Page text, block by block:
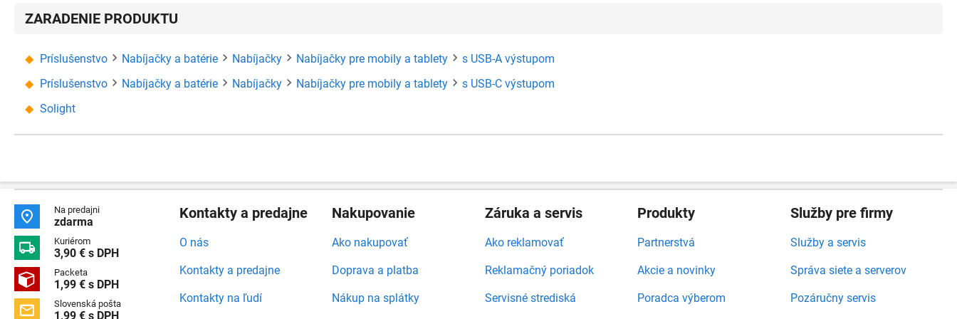
ZARADENIE PRODUKTU
Príslušenstvo Nabíjačky a batérie Nabíjačky Nabíjačky pre mobily a tablety
s USB-A výstupom
Príslušenstvo
Nabíjačky a batérie Nabíjačky Nabíjačky pre mobily a tablety
s USB-C výstupom
Solight
 Na predajni
zdarma
 Kuriérom
3,90 € s DPH
 Packeta
1,99 € s DPH
 Slovenská pošta
1,99 € s DPH
Kontakty a predajne
O nás
Kontakty a predajne
Kontakty na ľudí
Nakupovanie
Ako nakupovať
Doprava a platba
Nákup na splátky
Záruka a servis
Ako reklamovať
Reklamačný poriadok
Servisné strediská
Produkty
Partnerstvá
Akcie a novinky
Poradca výberom
Služby pre firmy
Služby a servis
Správa siete a serverov
Pozáručny servis